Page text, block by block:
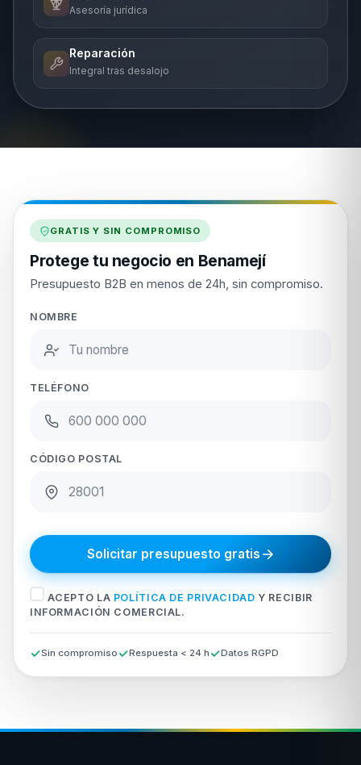
Asesoría jurídica
Reparación
Integral tras desalojo
GRATIS Y SIN COMPROMISO
Protege tu negocio en Benamejí
Presupuesto B2B en menos de 24h, sin compromiso.
NOMBRE
TELÉFONO
CÓDIGO POSTAL
Solicitar presupuesto gratis
ACEPTO LA POLÍTICA DE PRIVACIDAD Y RECIBIR
INFORMACIÓN COMERCIAL.
Sin compromiso Respuesta < 24 h Datos RGPD